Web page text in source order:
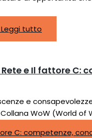
Leggi tutto
e Il fattore C:
e
WoW (World
C: competenze,